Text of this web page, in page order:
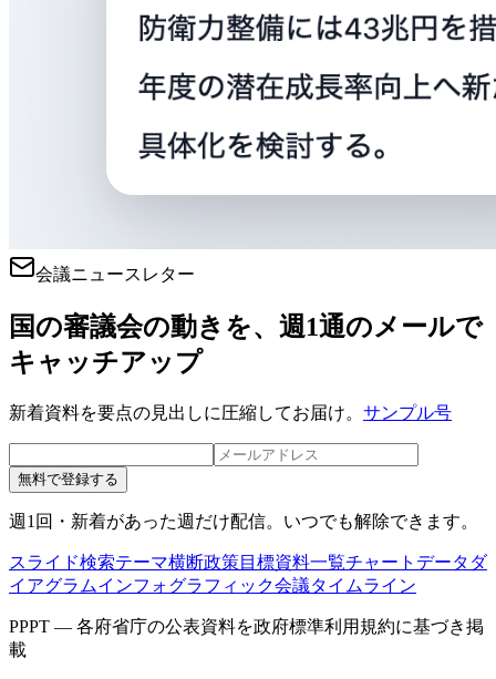
会議ニュースレター
国の審議会の動きを、週1通のメールで
キャッチアップ
新着資料を要点の見出しに圧縮してお届け。 サンプル号
無料で登録する
週1回・新着があった週だけ配信。いつでも解除できます。
スライド検索テーマ横断政策目標資料一覧チャートデータ ダ
イアグラムインフォグラフィック会議タイムライン
PPPT — 各府省庁の公表資料を政府標準利用規約に基づき掲
載